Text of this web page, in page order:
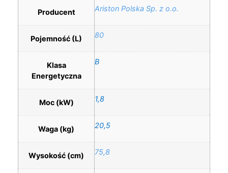
Producent Ariston Polska Sp. z o.o.
Pojemność (L) 80
Klasa
Energetyczna
B
Moc (kW) 1,8
Waga (kg) 20,5
Wysokość (cm) 75,8